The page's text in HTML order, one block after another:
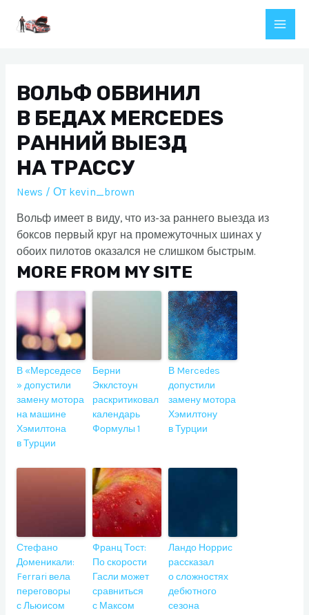
Main
ВОЛЬФ ОБВИНИЛ
В БЕДАХ MERCEDES
РАННИЙ ВЫЕЗД
НА ТРАССУ
News / От kevin_brown
Вольф имеет в виду, что из-за раннего выезда из
боксов первый круг на промежуточных шинах у
обоих пилотов оказался не слишком быстрым.
MORE FROM MY SITE
В «Мерседесе
» допустили
замену мотора
на машине
Хэмилтона
в Турции
Берни
Экклстоун
раскритиковал
календарь
Формулы 1
В Mercedes
допустили
замену мотора
Хэмилтону
в Турции
Стефано
Доменикали:
Ferrari вела
переговоры
с Льюисом
Франц Тост:
По скорости
Гасли может
сравниться
с Максом
Ландо Норрис
рассказал
о сложностях
дебютного
сезона